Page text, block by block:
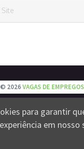
© 2026VAGAS DE EMPREGOS
APRENDIZ ESTÁGIOS
para garantir
em nosso